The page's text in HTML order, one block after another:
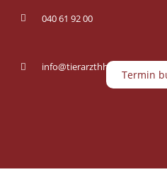
 040 61 92 00
 info@tierarzthh.de
Termin